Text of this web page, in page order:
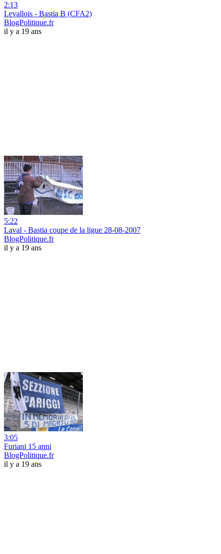
2:13
Levallois - Bastia B (CFA2)
BlogPolitique.fr
il y a 19 ans
5:22
Laval - Bastia coupe de la ligue 28-08-2007
BlogPolitique.fr
il y a 19 ans
3:05
Furiani 15 anni
BlogPolitique.fr
il y a 19 ans